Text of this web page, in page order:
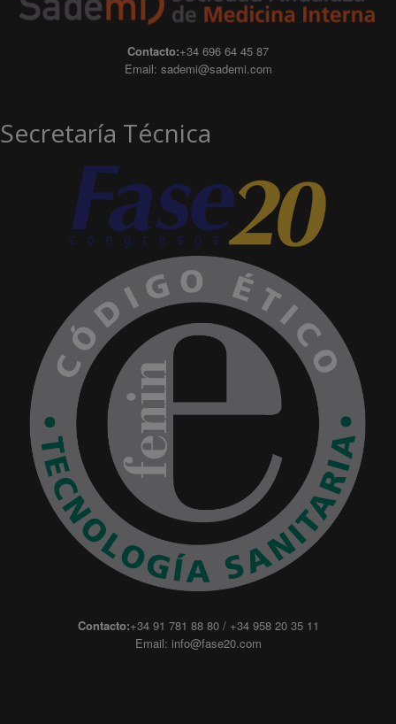
Contacto:+34 696 64 45 87
Email: sademi@sademi.com
Secretaría Técnica
Contacto:+34 91 781 88 80 / +34 958 20 35 11
Email: info@fase20.com